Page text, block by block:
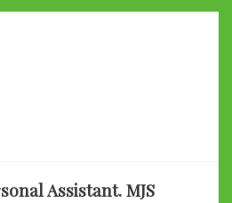
Assistant. MJS